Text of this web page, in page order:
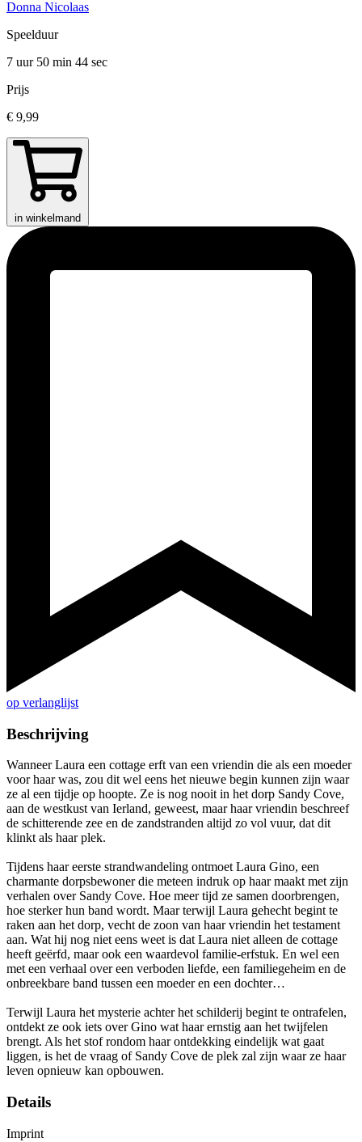
Donna Nicolaas
Speelduur
7 uur 50 min 44 sec
Prijs
€ 9,99
in winkelmand
op verlanglijst
Beschrijving
Wanneer Laura een cottage erft van een vriendin die als een moeder
voor haar was, zou dit wel eens het nieuwe begin kunnen zijn waar
ze al een tijdje op hoopte. Ze is nog nooit in het dorp Sandy Cove,
aan de westkust van Ierland, geweest, maar haar vriendin beschreef
de schitterende zee en de zandstranden altijd zo vol vuur, dat dit
klinkt als haar plek.
Tijdens haar eerste strandwandeling ontmoet Laura Gino, een
charmante dorpsbewoner die meteen indruk op haar maakt met zijn
verhalen over Sandy Cove. Hoe meer tijd ze samen doorbrengen,
hoe sterker hun band wordt. Maar terwijl Laura gehecht begint te
raken aan het dorp, vecht de zoon van haar vriendin het testament
aan. Wat hij nog niet eens weet is dat Laura niet alleen de cottage
heeft geërfd, maar ook een waardevol familie-erfstuk. En wel een
met een verhaal over een verboden liefde, een familiegeheim en de
onbreekbare band tussen een moeder en een dochter…
Terwijl Laura het mysterie achter het schilderij begint te ontrafelen,
ontdekt ze ook iets over Gino wat haar ernstig aan het twijfelen
brengt. Als het stof rondom haar ontdekking eindelijk wat gaat
liggen, is het de vraag of Sandy Cove de plek zal zijn waar ze haar
leven opnieuw kan opbouwen.
Details
Imprint